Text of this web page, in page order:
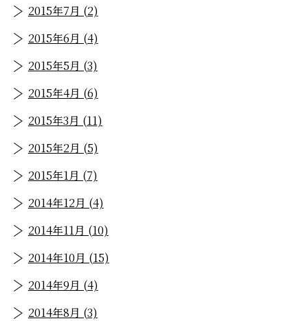
2015年7月 (2)
2015年6月 (4)
2015年5月 (3)
2015年4月 (6)
2015年3月 (11)
2015年2月 (5)
2015年1月 (7)
2014年12月 (4)
2014年11月 (10)
2014年10月 (15)
2014年9月 (4)
2014年8月 (3)